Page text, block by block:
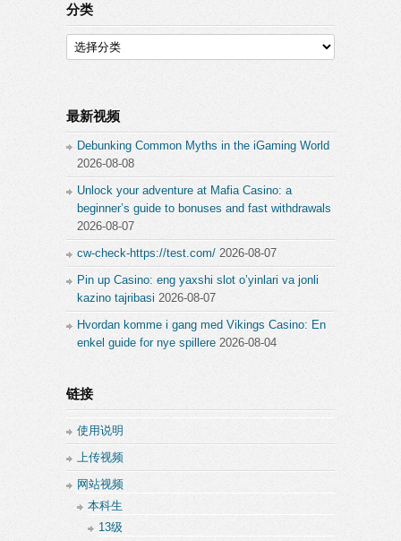
分类
分
类
最新视频
Debunking Common Myths in the iGaming World
2026-08-08
Unlock your adventure at Mafia Casino: a
beginner’s guide to bonuses and fast withdrawals
2026-08-07
cw-check-https://test.com/ 2026-08-07
Pin up Casino: eng yaxshi slot o’yinlari va jonli
kazino tajribasi 2026-08-07
Hvordan komme i gang med Vikings Casino: En
enkel guide for nye spillere 2026-08-04
链接
使用说明
上传视频
网站视频
本科生
13级